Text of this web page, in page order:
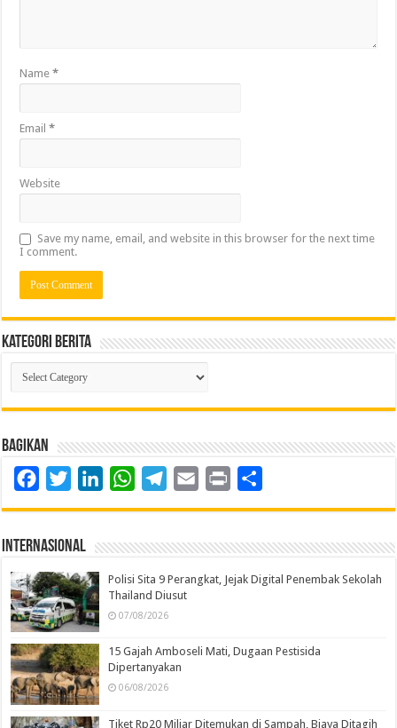
Name*
Email*
Website
Save my name, email, and website in this browser for the next time
I comment.
Kategori Berita
Kategori
Berita
Bagikan
FacebookTwitterLinkedInWhatsAppTelegram
Email Print
Internasional
Polisi Sita 9 Perangkat, Jejak Digital Penembak Sekolah
Thailand Diusut
07/08/2026
15 Gajah Amboseli Mati, Dugaan Pestisida
Dipertanyakan
06/08/2026
Tiket Rp20 Miliar Ditemukan di Sampah, Biaya Ditagih